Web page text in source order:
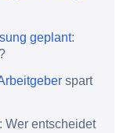
geplant:
spart
: Wer entscheidet